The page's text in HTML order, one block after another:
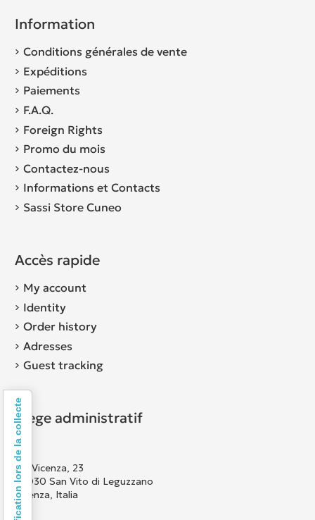
Information
Conditions générales de vente
Expéditions
Paiements
F.A.Q.
Foreign Rights
Promo du mois
Contactez-nous
Informations et Contacts
Sassi Store Cuneo
Accès rapide
My account
Identity
Order history
Adresses
Guest tracking
Siège administratif
Via Vicenza, 23
36030 San Vito di Leguzzano
Vicenza, Italia
Notification lors de la collecte